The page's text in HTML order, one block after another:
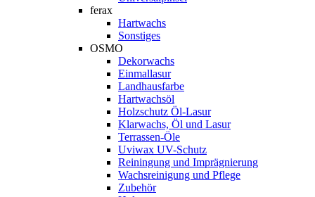
ferax
Hartwachs
Sonstiges
OSMO
Dekorwachs
Einmallasur
Landhausfarbe
Hartwachsöl
Holzschutz Öl-Lasur
Klarwachs, Öl und Lasur
Terrassen-Öle
Uviwax UV-Schutz
Reiningung und Imprägnierung
Wachsreinigung und Pflege
Zubehör